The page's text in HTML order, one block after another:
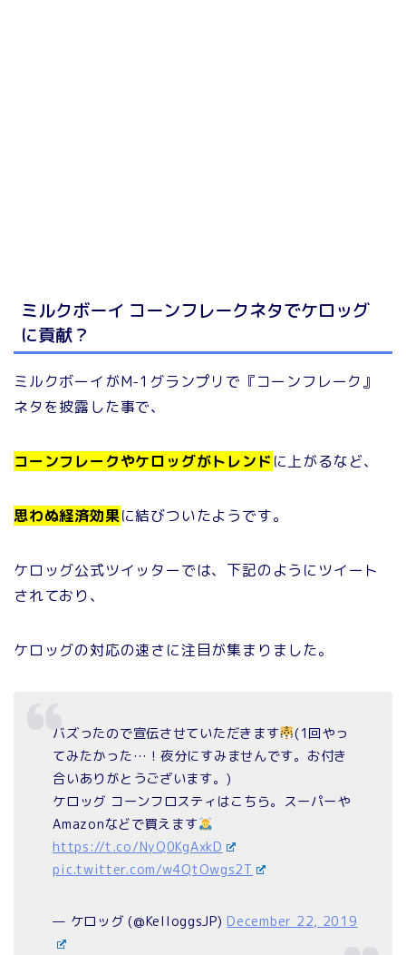
ミルクボーイ コーンフレークネタでケロッグ
に貢献？
ミルクボーイがM-1グランプリで『コーンフレーク』
ネタを披露した事で、
コーンフレークやケロッグがトレンド に上がるなど、
思わぬ経済効果に結びついたようです。
ケロッグ公式ツイッターでは、下記のようにツイート
されており、
ケロッグの対応の速さに注目が集まりました。
バズったので宣伝させていただきます
(1回やっ
てみたかった…！夜分にすみませんです。お付き
合いありがとうございます。)
ケロッグ コーンフロスティはこちら。スーパーや
Amazonなどで買えます
https://t.co/NyQ0KgAxkD
pic.twitter.com/w4QtOwgs2T
— ケロッグ (@KelloggsJP)December 22, 2019